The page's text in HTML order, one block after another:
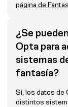
página de
¿Se
Opta para
sistemas
fantasía?
Sí, los datos de
distintos